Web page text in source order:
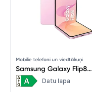
Mobilie telefoni un viedtālruņi
Samsung Galaxy Flip8
12+512GB Pink
Datu lapa